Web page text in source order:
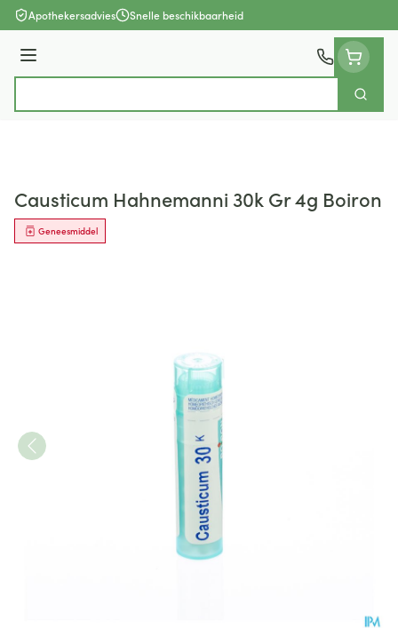
Ga naar de inhoud
Apothekersadvies Snelle beschikbaarheid
Menu
Zoek
Causticum Hahnemanni 30k Gr 4g Boiron
Geneesmiddel